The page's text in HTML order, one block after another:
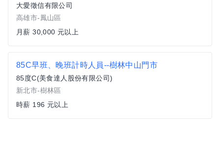
大愛徵信有限公司
高雄市-鳳山區
月薪 30,000 元以上
85C早班、晚班計時人員--樹林中山門市
85度C(美食達人股份有限公司)
新北市-樹林區
時薪 196 元以上